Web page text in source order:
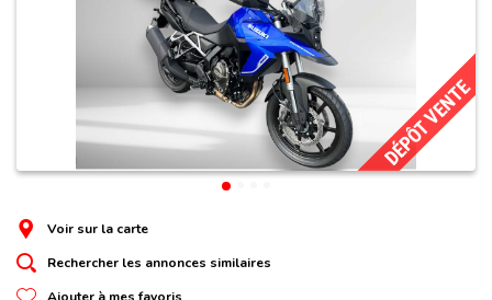
DÉPÔT VENTE
Voir sur la carte
Rechercher les annonces similaires